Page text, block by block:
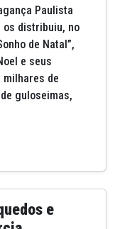
Paulista
os distribuiu, no
de Natal”,
e seus
de
guloseimas,
e